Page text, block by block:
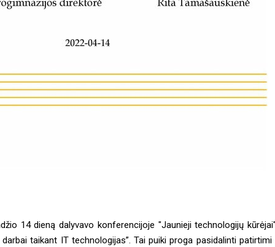
14 dieną dalyvavo konferencijoje "Jaunieji technologijų
taikant IT technologijas”. Tai puiki proga pasidalinti patirtimi